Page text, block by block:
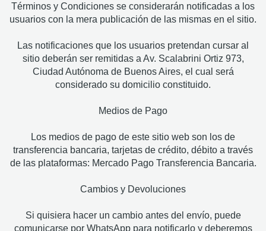
Términos y Condiciones se considerarán notificadas a los
usuarios con la mera publicación de las mismas en el sitio.
Las notificaciones que los usuarios pretendan cursar al
sitio deberán ser remitidas a Av. Scalabrini Ortiz 973,
Ciudad Autónoma de Buenos Aires, el cual será
considerado su domicilio constituido.
Medios de Pago
Los medios de pago de este sitio web son los de
transferencia bancaria, tarjetas de crédito, débito a través
de las plataformas: Mercado Pago Transferencia Bancaria.
Cambios y Devoluciones
Si quisiera hacer un cambio antes del envío, puede
comunicarse por WhatsApp para notificarlo y deberemos